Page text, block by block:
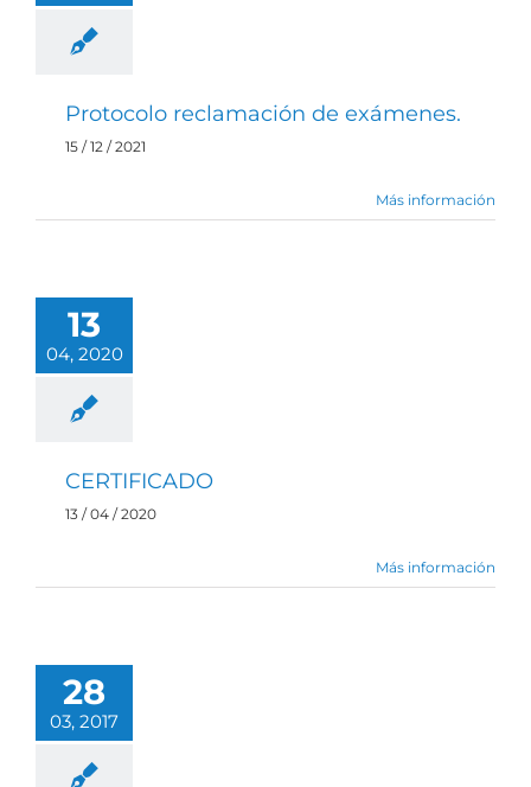
Protocolo reclamación de exámenes.
15 / 12 / 2021
Más información
13
04, 2020
CERTIFICADO
13 / 04 / 2020
Más información
28
03, 2017